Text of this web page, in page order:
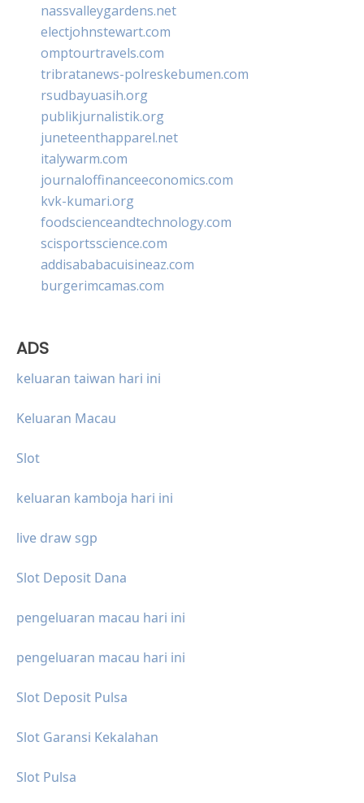
nassvalleygardens.net
electjohnstewart.com
omptourtravels.com
tribratanews-polreskebumen.com
rsudbayuasih.org
publikjurnalistik.org
juneteenthapparel.net
italywarm.com
journaloffinanceeconomics.com
kvk-kumari.org
foodscienceandtechnology.com
scisportsscience.com
addisababacuisineaz.com
burgerimcamas.com
ADS
keluaran taiwan hari ini
Keluaran Macau
Slot
keluaran kamboja hari ini
live draw sgp
Slot Deposit Dana
pengeluaran macau hari ini
pengeluaran macau hari ini
Slot Deposit Pulsa
Slot Garansi Kekalahan
Slot Pulsa